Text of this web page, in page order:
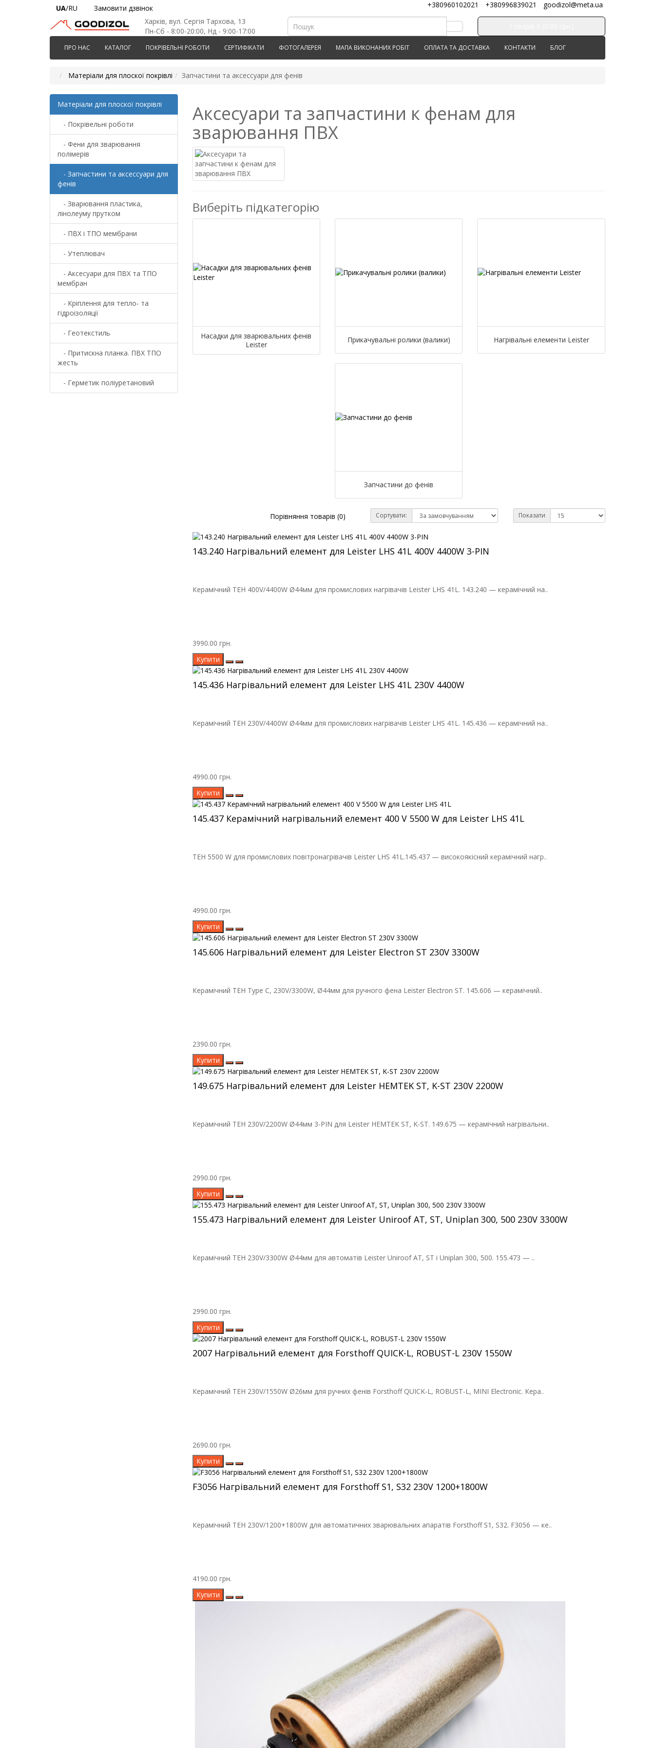
UA/RU Замовити дзвінок +380960102021 +380996839021
goodizol@meta.ua
Харків, вул. Сергія Тархова, 13
Пн-Сб - 8:00-20:00, Нд - 9:00-17:00
ПРО НАС КАТАЛОГ ПОКРІВЕЛЬНІ РОБОТИ СЕРТИФІКАТИ ФОТОГАЛЕРЕЯ МАПА ВИКОНАНИХ РОБІТ ОПЛАТА ТА ДОСТАВКА КОНТАКТИ БЛОГ
Матеріали для плоскої покрівлі Запчастини та аксессуари для фенів
Матеріали для плоскої покрівлі
- Покрівельні роботи
- Фени для зварювання
полімерів
- Запчастини та аксессуари для
фенів
- Зварювання пластика,
лінолеуму прутком
- ПВХ і ТПО мембрани
- Утеплювач
- Аксесуари для ПВХ та ТПО
мембран
- Кріплення для тепло- та
гідроізоляції
- Геотекстиль
- Притискна планка. ПВХ ТПО
жесть
- Герметик поліуретановий
Аксесуари та запчастини к фенам для
зварювання ПВХ
Виберіть підкатегорію
Насадки для зварювальних фенів
Leister
Прикачувальні ролики (валики) Нагрівальні елементи Leister
Запчастини до фенів
Порівняння товарів (0) Сортувати: Показати
143.240 Нагрівальний елемент для Leister LHS 41L 400V 4400W 3-PIN
Керамічний ТЕН 400V/4400W Ø44мм для промислових нагрівачів Leister LHS 41L. 143.240 — керамічний на..
3990.00 грн.
Купити
145.436 Нагрівальний елемент для Leister LHS 41L 230V 4400W
Керамічний ТЕН 230V/4400W Ø44мм для промислових нагрівачів Leister LHS 41L. 145.436 — керамічний на..
4990.00 грн.
Купити
145.437 Керамічний нагрівальний елемент 400 V 5500 W для Leister LHS 41L
ТЕН 5500 W для промислових повітронагрівачів Leister LHS 41L.145.437 — високоякісний керамічний нагр..
4990.00 грн.
Купити
145.606 Нагрівальний елемент для Leister Electron ST 230V 3300W
Керамічний ТЕН Type C, 230V/3300W, Ø44мм для ручного фена Leister Electron ST. 145.606 — керамічний..
2390.00 грн.
Купити
149.675 Нагрівальний елемент для Leister HEMTEK ST, K-ST 230V 2200W
Керамічний ТЕН 230V/2200W Ø44мм 3-PIN для Leister HEMTEK ST, K-ST. 149.675 — керамічний нагрівальни..
2990.00 грн.
Купити
155.473 Нагрівальний елемент для Leister Uniroof AT, ST, Uniplan 300, 500 230V 3300W
Керамічний ТЕН 230V/3300W Ø44мм для автоматів Leister Uniroof AT, ST і Uniplan 300, 500. 155.473 — ..
2990.00 грн.
Купити
2007 Нагрівальний елемент для Forsthoff QUICK-L, ROBUST-L 230V 1550W
Керамічний ТЕН 230V/1550W Ø26мм для ручних фенів Forsthoff QUICK-L, ROBUST-L, MINI Electronic. Кера..
2690.00 грн.
Купити
F3056 Нагрівальний елемент для Forsthoff S1, S32 230V 1200+1800W
Керамічний ТЕН 230V/1200+1800W для автоматичних зварювальних апаратів Forsthoff S1, S32. F3056 — ке..
4190.00 грн.
Купити